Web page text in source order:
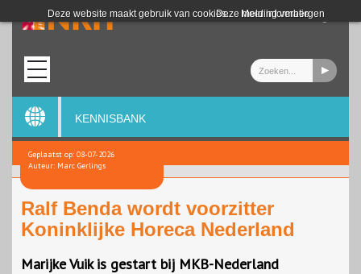
Deze website maakt gebruik van cookies. Meer informatie
Deze melding verbergen
Login
KENNISBANK
Geplaatst op: 08-07-2026
Auteur: Marc Gerlings
Ralf Benda wordt voorzitter
Koninklijke Horeca Nederland
Marijke Vuik is gestart bij MKB-Nederland